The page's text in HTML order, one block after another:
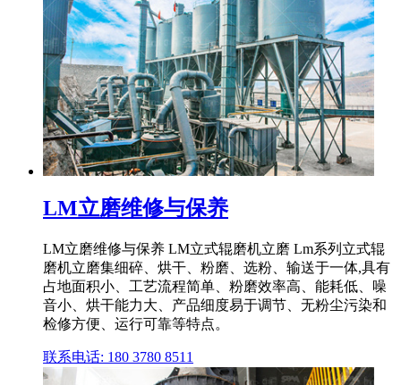
LM立磨维修与保养
LM立磨维修与保养 LM立式辊磨机立磨 Lm系列立式辊
磨机立磨集细碎、烘干、粉磨、选粉、输送于一体,具有
占地面积小、工艺流程简单、粉磨效率高、能耗低、噪
音小、烘干能力大、产品细度易于调节、无粉尘污染和
检修方便、运行可靠等特点。
联系电话: 180 3780 8511